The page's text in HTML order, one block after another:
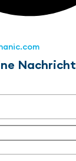
Nachricht